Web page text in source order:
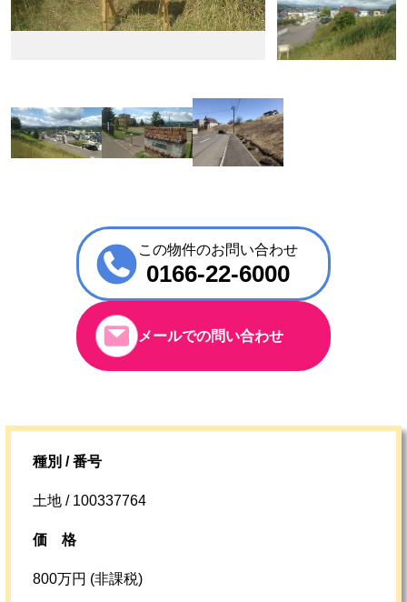
この物件のお問い合わせ
0166-22-6000
メールでの問い合わせ
種別 / 番号
土地 / 100337764
価格
800万円 (非課税)